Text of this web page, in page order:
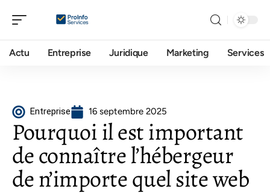
Actu Entreprise Juridique Marketing Services
Entreprise 16 septembre 2025
Pourquoi il est important
de connaître l’hébergeur
de n’importe quel site web